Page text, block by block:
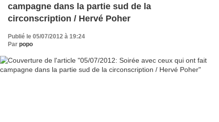
campagne dans la partie sud de la
circonscription / Hervé Poher
Publié le 05/07/2012 à 19:24
Par popo